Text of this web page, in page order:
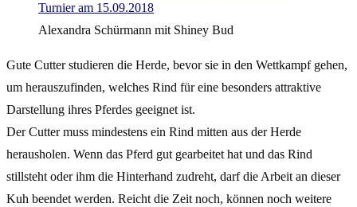
Alexandra Schürmann mit Shiney Bud
Gute Cutter studieren die Herde, bevor sie in den Wettkampf gehen,
um herauszufinden, welches Rind für eine besonders attraktive
Darstellung ihres Pferdes geeignet ist.
Der Cutter muss mindestens ein Rind mitten aus der Herde
herausholen. Wenn das Pferd gut gearbeitet hat und das Rind
stillsteht oder ihm die Hinterhand zudreht, darf die Arbeit an dieser
Kuh beendet werden. Reicht die Zeit noch, können noch weitere